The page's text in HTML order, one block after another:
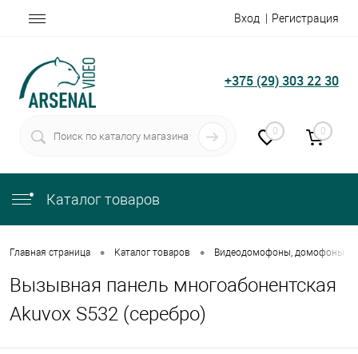
Вход Регистрация
+375 (29) 303 22 30
0 0
Каталог товаров
Главная страница • Каталог товаров • Видеодомофоны, домофоны
Вызывная панель многоабонентская
Akuvox S532 (серебро)